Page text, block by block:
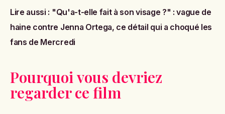
Lire aussi : "Qu'a-t-elle fait à son visage ?" : vague de
haine contre Jenna Ortega, ce détail qui a choqué les
fans de Mercredi
Pourquoi vous devriez
regarder ce film